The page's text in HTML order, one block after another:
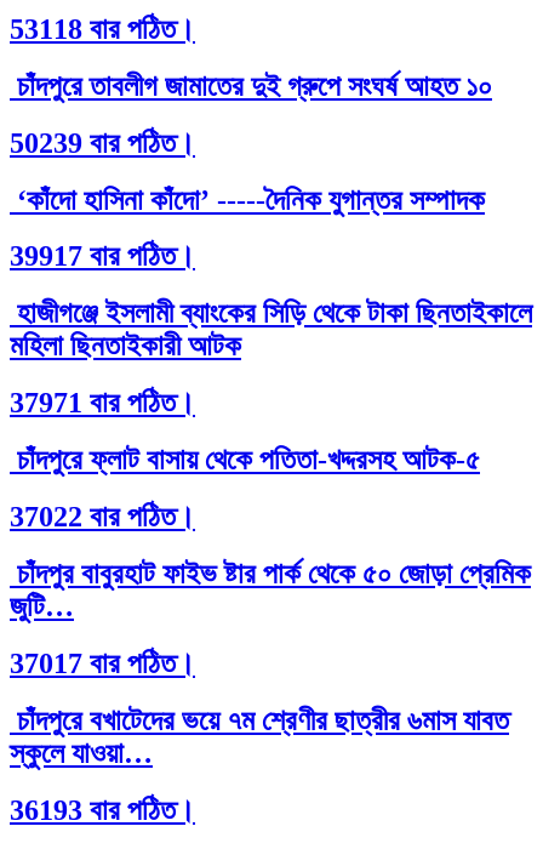
53118 বার পঠিত।
চাঁদপুরে তাবলীগ জামাতের দুই গ্রুপে সংঘর্ষ আহত ১০
50239 বার পঠিত।
‘কাঁদো হাসিনা কাঁদো’ -----দৈনিক যুগান্তর সম্পাদক
39917 বার পঠিত।
হাজীগঞ্জে ইসলামী ব্যাংকের সিড়ি থেকে টাকা ছিনতাইকালে
মহিলা ছিনতাইকারী আটক
37971 বার পঠিত।
চাঁদপুরে ফ্লাট বাসায় থেকে পতিতা-খদ্দরসহ আটক-৫
37022 বার পঠিত।
চাঁদপুর বাবুরহাট ফাইভ ষ্টার পার্ক থেকে ৫০ জোড়া প্রেমিক
জুটি…
37017 বার পঠিত।
চাঁদপুরে বখাটেদের ভয়ে ৭ম শ্রেণীর ছাত্রীর ৬মাস যাবত
স্কুলে যাওয়া…
36193 বার পঠিত।